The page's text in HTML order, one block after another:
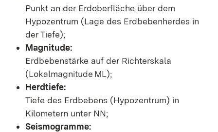
Punkt an der Erdoberfläche über dem
Hypozentrum (Lage des Erdbebenherdes in
der Tiefe);
Magnitude:
Erdbebenstärke auf der Richterskala
(Lokalmagnitude ML);
Herdtiefe:
Tiefe des Erdbebens (Hypozentrum) in
Kilometern unter NN;
Seismogramme: